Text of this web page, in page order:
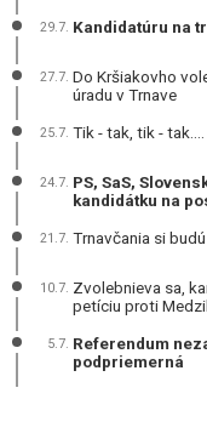
29.7. Kandidatúru na
27.7. Do Kršiakovho
úradu v Trnave
25.7. Tik - tak, tik -
24.7. PS, SaS,
kandidátku na
21.7. Trnavčania si
10.7. Zvolebnieva sa,
petíciu proti
5.7. Referendum
podpriemerná